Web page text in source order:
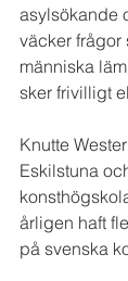
asylsökande
väcker frågor
människa
sker frivilligt
Knutte
Eskilstuna
årligen haft
på svenska